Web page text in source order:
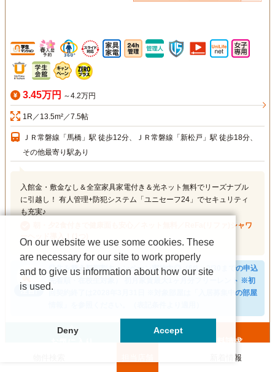
3.45万円 ～4.2万円
1R／13.5m²／7.5帖
ＪＲ常磐線「馬橋」駅 徒歩12分、ＪＲ常磐線「新松戸」駅 徒歩18分、
その他最寄り駅あり
入館金・敷金なし＆全室家具家電付き＆光ネット無料でリーズナブル
に引越し！ 有人管理+防犯システム「ユニセーフ24」でセキュリティ
も充実♪
朝・夕2食付きで健康面も安心／ネット無料／ReFa(リファ)シャワ
◎住み替え初期割キャンペーン実施中◎（6/1～9/30までの申込
先着順・在校生対象） 初月家賃最大1ヶ月分フリーレント ※初
回契約終了は2028年3月31日 ※対象部屋は「入居募集中の部屋
お問合せ・資料請求
新着情報
On our website we use some cookies. These
are necessary for our site to work properly
and to give us information about how our site
is used.
Deny Accept